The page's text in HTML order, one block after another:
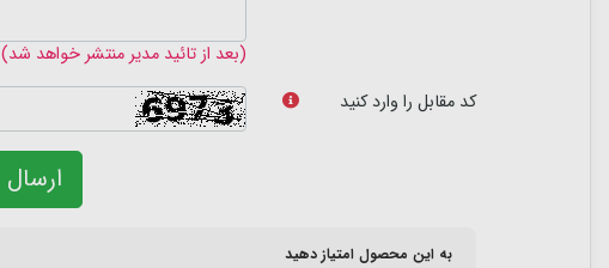
(بعد از تائید مدیر منتشر خواهد شد)
کد مقابل را وارد کنید
ارسال
به این محصول امتیاز دهید